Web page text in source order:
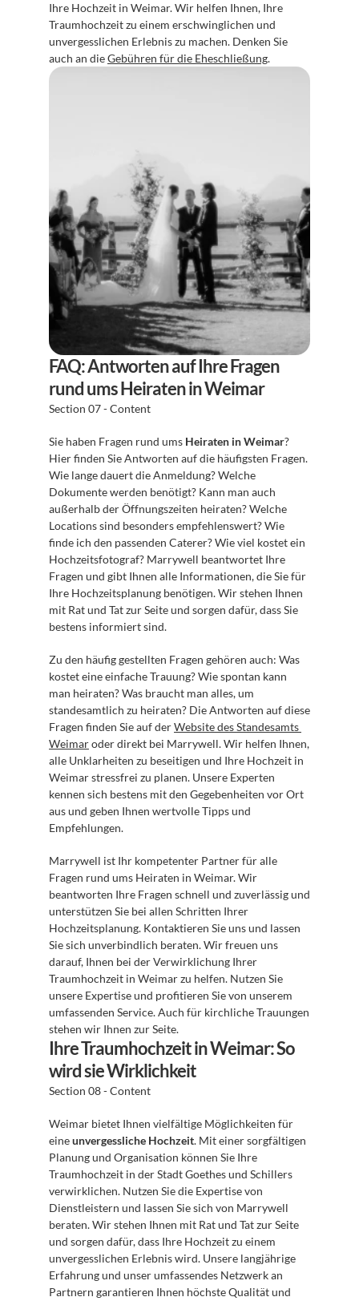
Ihre Hochzeit in Weimar. Wir helfen Ihnen, Ihre
Traumhochzeit zu einem erschwinglichen und
unvergesslichen Erlebnis zu machen. Denken Sie
auch an die Gebühren für die Eheschließung.
FAQ: Antworten auf Ihre Fragen
rund ums Heiraten in Weimar
Section 07 - Content
Sie haben Fragen rund ums Heiraten in Weimar?
Hier finden Sie Antworten auf die häufigsten Fragen.
Wie lange dauert die Anmeldung? Welche
Dokumente werden benötigt? Kann man auch
außerhalb der Öffnungszeiten heiraten? Welche
Locations sind besonders empfehlenswert? Wie
finde ich den passenden Caterer? Wie viel kostet ein
Hochzeitsfotograf? Marrywell beantwortet Ihre
Fragen und gibt Ihnen alle Informationen, die Sie für
Ihre Hochzeitsplanung benötigen. Wir stehen Ihnen
mit Rat und Tat zur Seite und sorgen dafür, dass Sie
bestens informiert sind.
Zu den häufig gestellten Fragen gehören auch: Was
kostet eine einfache Trauung? Wie spontan kann
man heiraten? Was braucht man alles, um
standesamtlich zu heiraten? Die Antworten auf diese
Fragen finden Sie auf der Website des Standesamts
Weimar oder direkt bei Marrywell. Wir helfen Ihnen,
alle Unklarheiten zu beseitigen und Ihre Hochzeit in
Weimar stressfrei zu planen. Unsere Experten
kennen sich bestens mit den Gegebenheiten vor Ort
aus und geben Ihnen wertvolle Tipps und
Empfehlungen.
Marrywell ist Ihr kompetenter Partner für alle
Fragen rund ums Heiraten in Weimar. Wir
beantworten Ihre Fragen schnell und zuverlässig und
unterstützen Sie bei allen Schritten Ihrer
Hochzeitsplanung. Kontaktieren Sie uns und lassen
Sie sich unverbindlich beraten. Wir freuen uns
darauf, Ihnen bei der Verwirklichung Ihrer
Traumhochzeit in Weimar zu helfen. Nutzen Sie
unsere Expertise und profitieren Sie von unserem
umfassenden Service. Auch für kirchliche Trauungen
stehen wir Ihnen zur Seite.
Ihre Traumhochzeit in Weimar: So
wird sie Wirklichkeit
Section 08 - Content
Weimar bietet Ihnen vielfältige Möglichkeiten für
eine unvergessliche Hochzeit. Mit einer sorgfältigen
Planung und Organisation können Sie Ihre
Traumhochzeit in der Stadt Goethes und Schillers
verwirklichen. Nutzen Sie die Expertise von
Dienstleistern und lassen Sie sich von Marrywell
beraten. Wir stehen Ihnen mit Rat und Tat zur Seite
und sorgen dafür, dass Ihre Hochzeit zu einem
unvergesslichen Erlebnis wird. Unsere langjährige
Erfahrung und unser umfassendes Netzwerk an
Partnern garantieren Ihnen höchste Qualität und